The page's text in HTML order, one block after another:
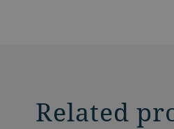
Related